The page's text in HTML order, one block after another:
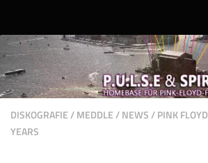
DISKOGRAFIE/MEDDLE/NEWS/PINK FLOYD
YEARS